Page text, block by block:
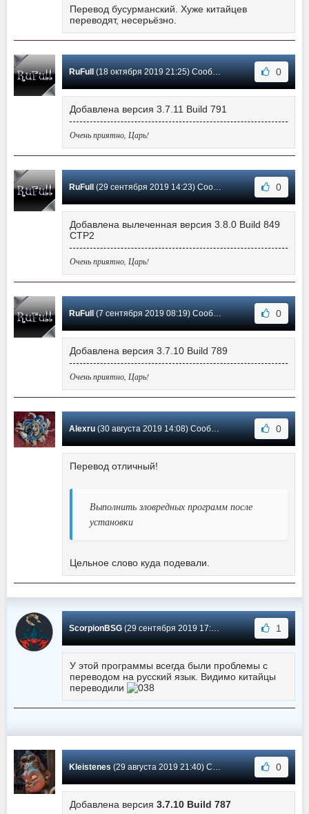
Перевод бусурманский. Хуже китайцев
переводят, несерьёзно.
RuFull (18 октября 2019 21:25) Сообщение #139 0
Добавлена версия 3.7.11 Build 791
Очень приятно, Царь!
RuFull (29 сентября 2019 14:23) Сообщение #138 0
Добавлена вылеченная версия 3.8.0 Build 849
CTP2
Очень приятно, Царь!
RuFull (7 сентября 2019 08:19) Сообщение #137 0
Добавлена версия 3.7.10 Build 789
Очень приятно, Царь!
Alexru(30 августа 2019 14:08) Сообщение #136 0
Перевод отличный!
Выполнить зловредных программ после
установки
Цельное слово куда подевали.
ScorpionBSG(29 сентября 2019 17:20) Сообщение #135 1
У этой программы всегда были проблемы с
переводом на русский язык. Видимо китайцы
переводили
Kleistenes(29 августа 2019 21:40) Сообщение #134 0
Добавлена версия 3.7.10 Build 787